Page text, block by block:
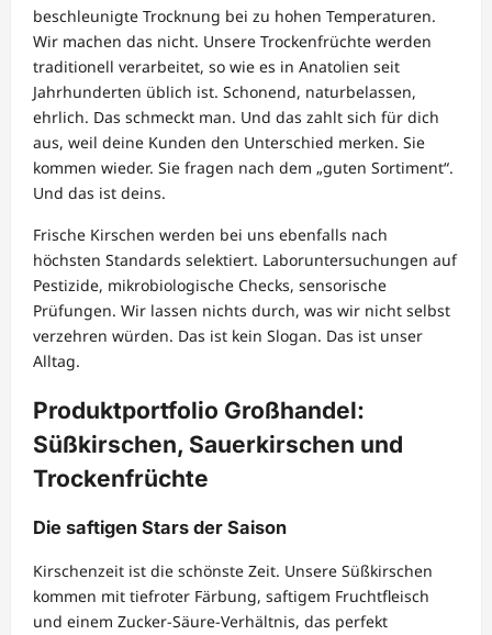
beschleunigte Trocknung bei zu hohen Temperaturen.
Wir machen das nicht. Unsere Trockenfrüchte werden
traditionell verarbeitet, so wie es in Anatolien seit
Jahrhunderten üblich ist. Schonend, naturbelassen,
ehrlich. Das schmeckt man. Und das zahlt sich für dich
aus, weil deine Kunden den Unterschied merken. Sie
kommen wieder. Sie fragen nach dem „guten Sortiment“.
Und das ist deins.
Frische Kirschen werden bei uns ebenfalls nach
höchsten Standards selektiert. Laboruntersuchungen auf
Pestizide, mikrobiologische Checks, sensorische
Prüfungen. Wir lassen nichts durch, was wir nicht selbst
verzehren würden. Das ist kein Slogan. Das ist unser
Alltag.
Produktportfolio Großhandel:
Süßkirschen, Sauerkirschen und
Trockenfrüchte
Die saftigen Stars der Saison
Kirschenzeit ist die schönste Zeit. Unsere Süßkirschen
kommen mit tiefroter Färbung, saftigem Fruchtfleisch
und einem Zucker-Säure-Verhältnis, das perfekt